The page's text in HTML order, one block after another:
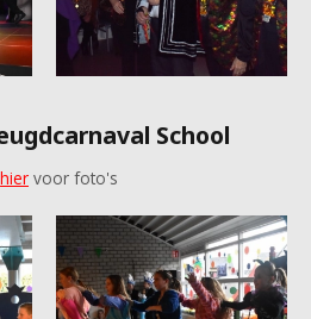
School
hier voor foto's